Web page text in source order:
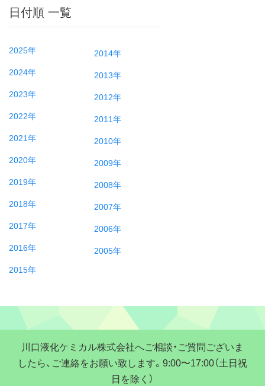
日付順 一覧
2025年
2024年
2023年
2022年
2021年
2020年
2019年
2018年
2017年
2016年
2015年
2014年
2013年
2012年
2011年
2010年
2009年
2008年
2007年
2006年
2005年
川口液化ケミカル株式会社へご相談・ご質問ございま
したら、ご連絡をお願い致します。9:00〜17:00（土日祝
日を除く）